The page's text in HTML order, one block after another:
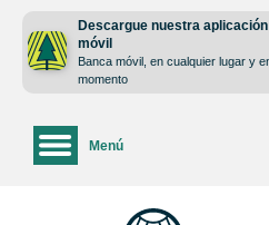
contenido
inicio
Descargue nuestra
móvil
Banca móvil, en cualquier lugar y
momento
Menú